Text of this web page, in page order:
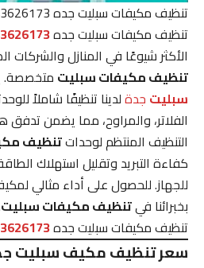
تنظيف مكيفات سبليت جده 0543626173
تنظيف مكيفات سبليت جده
الأكثر شيوعًا في المنازل والشركات
تنظيف مكيفات سبليت متخصصة.
سبليت جدةلدينا تنظيفًا شاملاً
الفلاتر، والمراوح، مما يضمن تدفق
التنظيف المنتظم لوحداتتنظيف
كفاءة التبريد وتقليل استهلاك
للجهاز. للحصول على أداء مثالي
بخبرائنا فيتنظيف مكيفات سبليت
تنظيف مكيفات سبليت جده
سعر تنظيف مكيف سبليت